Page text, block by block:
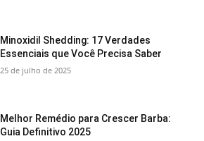
Minoxidil Shedding: 17 Verdades
Essenciais que Você Precisa Saber
25 de julho de 2025
Melhor Remédio para Crescer Barba:
Guia Definitivo 2025